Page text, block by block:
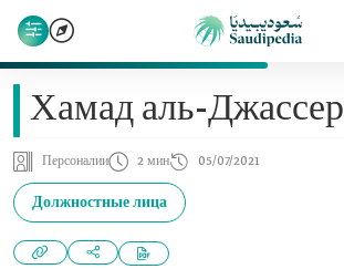
Хамад аль-Джассер
Персоналии 2 мин 05/07/2021
Должностные лица